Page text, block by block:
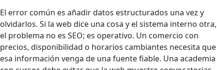
El error común es añadir datos estructurados una vez y
olvidarlos. Si la web dice una cosa y el sistema interno otra,
el problema no es SEO; es operativo. Un comercio con
precios, disponibilidad o horarios cambiantes necesita que
esa información venga de una fuente fiable. Una academia